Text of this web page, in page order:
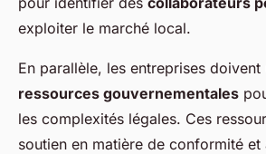
exploiter le marché local.
En parallèle, les entreprises doivent
ressources gouvernementales
les complexités légales. Ces
soutien en matière de conformité et